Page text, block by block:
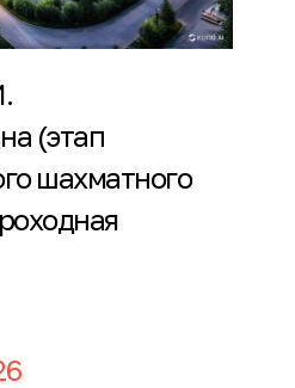
(этап
шахматного